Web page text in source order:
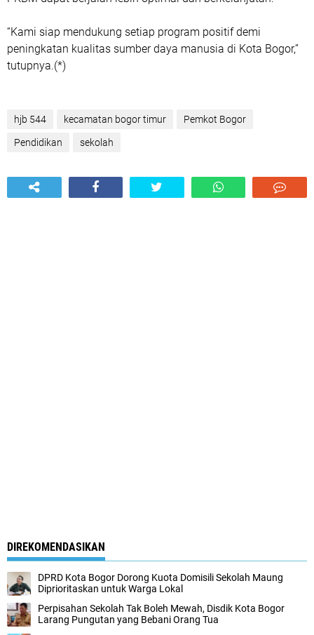
“Kami siap mendukung setiap program positif demi
peningkatan kualitas sumber daya manusia di Kota Bogor,”
tutupnya.(*)
hjb 544 kecamatan bogor timur Pemkot Bogor
Pendidikan sekolah
DIREKOMENDASIKAN
DPRD Kota Bogor Dorong Kuota Domisili Sekolah Maung
Diprioritaskan untuk Warga Lokal
Perpisahan Sekolah Tak Boleh Mewah, Disdik Kota Bogor
Larang Pungutan yang Bebani Orang Tua